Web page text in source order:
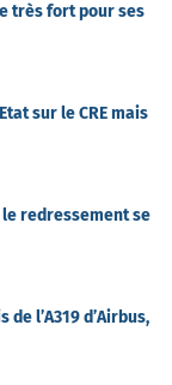
très fort pour ses
sur le CRE mais
redressement se
l’A319 d’Airbus,